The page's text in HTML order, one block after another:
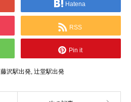
Hatena
RSS
Pin it
藤沢駅出発, 辻堂駅出発